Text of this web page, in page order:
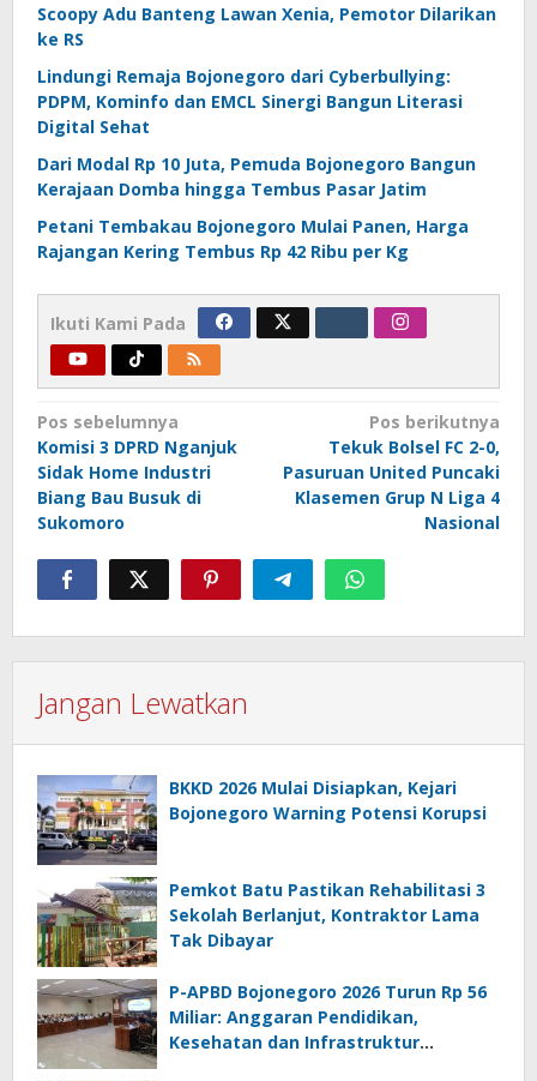
Scoopy Adu Banteng Lawan Xenia, Pemotor Dilarikan
ke RS
Lindungi Remaja Bojonegoro dari Cyberbullying:
PDPM, Kominfo dan EMCL Sinergi Bangun Literasi
Digital Sehat
Dari Modal Rp 10 Juta, Pemuda Bojonegoro Bangun
Kerajaan Domba hingga Tembus Pasar Jatim
Petani Tembakau Bojonegoro Mulai Panen, Harga
Rajangan Kering Tembus Rp 42 Ribu per Kg
Ikuti Kami Pada
Navigasi
pos
Pos sebelumnya
Komisi 3 DPRD Nganjuk
Sidak Home Industri
Biang Bau Busuk di
Sukomoro
Pos berikutnya
Tekuk Bolsel FC 2-0,
Pasuruan United Puncaki
Klasemen Grup N Liga 4
Nasional
Jangan Lewatkan
BKKD 2026 Mulai Disiapkan, Kejari
Bojonegoro Warning Potensi Korupsi
Pemkot Batu Pastikan Rehabilitasi 3
Sekolah Berlanjut, Kontraktor Lama
Tak Dibayar
P-APBD Bojonegoro 2026 Turun Rp 56
Miliar: Anggaran Pendidikan,
Kesehatan dan Infrastruktur